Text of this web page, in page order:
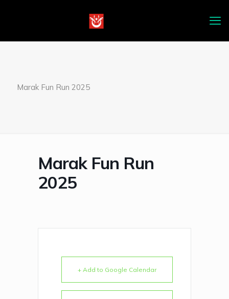
Marak Fun Run 2025
Marak Fun Run
2025
+ Add to Google Calendar